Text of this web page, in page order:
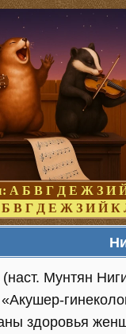
А Б В Г Д Е Ж З И
Б В Г Д Е Ж З И Й К
Мунтян
здоровья